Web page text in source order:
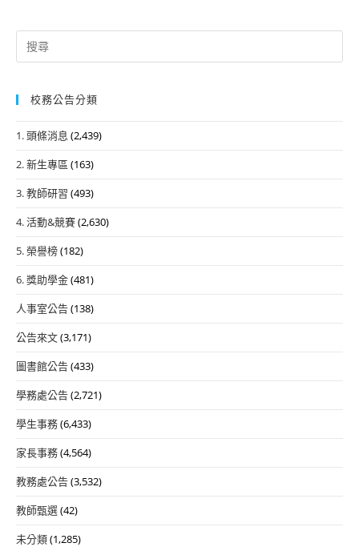
Search
for:
校務公告分類
1. 頭條消息 (2,439)
2. 新生專區 (163)
3. 教師研習 (493)
4. 活動&競賽(2,630)
5. 榮譽榜(182)
6. 獎助學金(481)
人事室公告(138)
公告來文(3,171)
圖書館公告(433)
學務處公告(2,721)
學生事務(6,433)
家長事務(4,564)
教務處公告(3,532)
教師甄選(42)
未分類(1,285)